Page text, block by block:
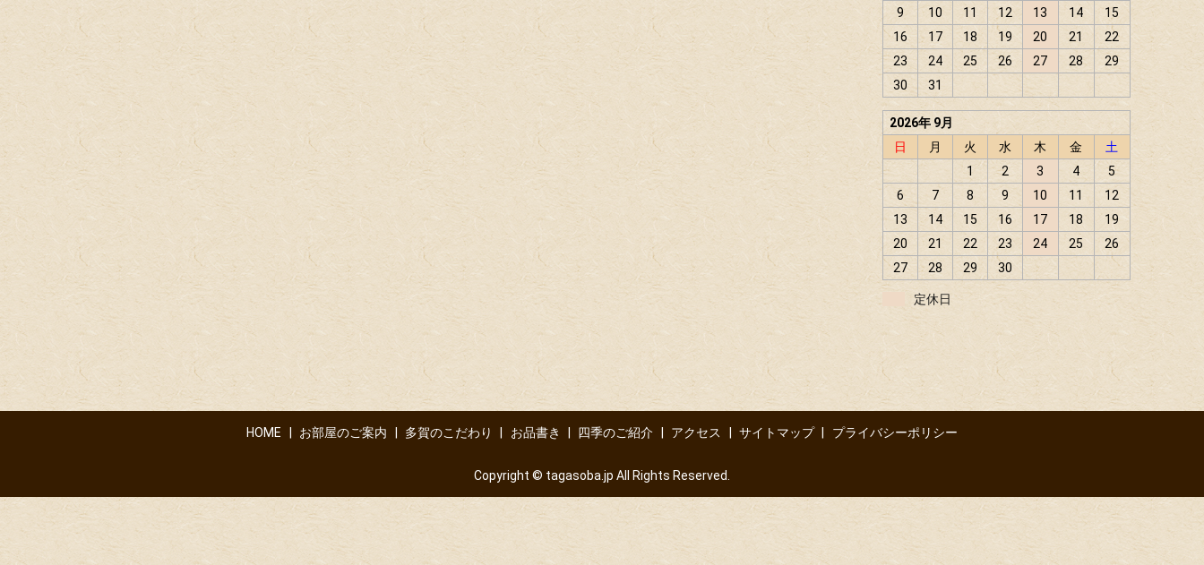
9
10 11 12 13 14
15
16
17 18 19 20 21
22
23
24 25 26 27 28
29
30
31
2026年 9月
日
月 火 水 木 金
土
1
2 3 4
5
6
7 8 9 10 11
12
13
14 15 16 17 18
19
20
21 22 23 24 25
26
27
28 29 30
定休日
HOME お部屋のご案内 多賀のこだわり お品書き 四季のご紹介 アクセス サイトマップ プライバシーポリシー
Copyright © tagasoba.jp All Rights Reserved.